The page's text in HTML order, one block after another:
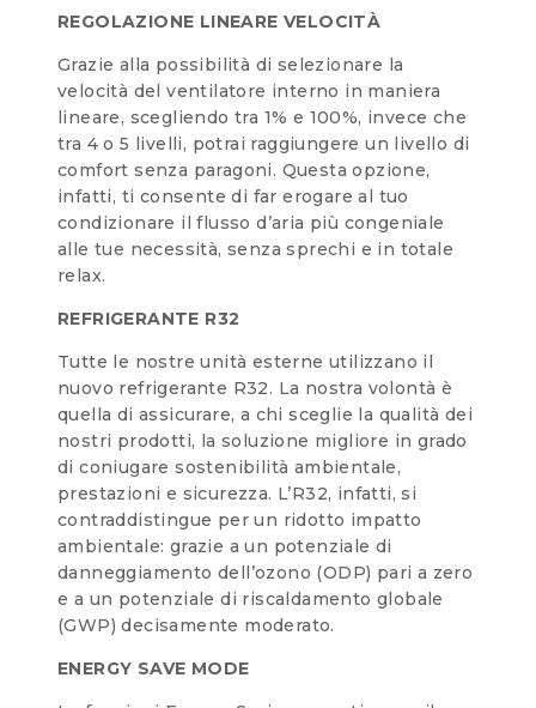
REGOLAZIONE LINEARE VELOCITÀ
Grazie alla possibilità di selezionare la
velocità del ventilatore interno in maniera
lineare, scegliendo tra 1% e 100%, invece che
tra 4 o 5 livelli, potrai raggiungere un livello di
comfort senza paragoni. Questa opzione,
infatti, ti consente di far erogare al tuo
condizionare il flusso d’aria più congeniale
alle tue necessità, senza sprechi e in totale
relax.
REFRIGERANTE R32
Tutte le nostre unità esterne utilizzano il
nuovo refrigerante R32. La nostra volontà è
quella di assicurare, a chi sceglie la qualità dei
nostri prodotti, la soluzione migliore in grado
di coniugare sostenibilità ambientale,
prestazioni e sicurezza. L’R32, infatti, si
contraddistingue per un ridotto impatto
ambientale: grazie a un potenziale di
danneggiamento dell’ozono (ODP) pari a zero
e a un potenziale di riscaldamento globale
(GWP) decisamente moderato.
ENERGY SAVE MODE